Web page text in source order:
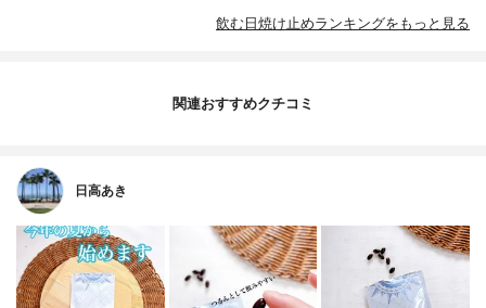
飲む日焼け止めランキングをもっと見る
関連おすすめクチコミ
日高あき